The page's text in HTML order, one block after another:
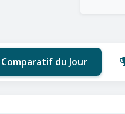
Comparatif du Jour